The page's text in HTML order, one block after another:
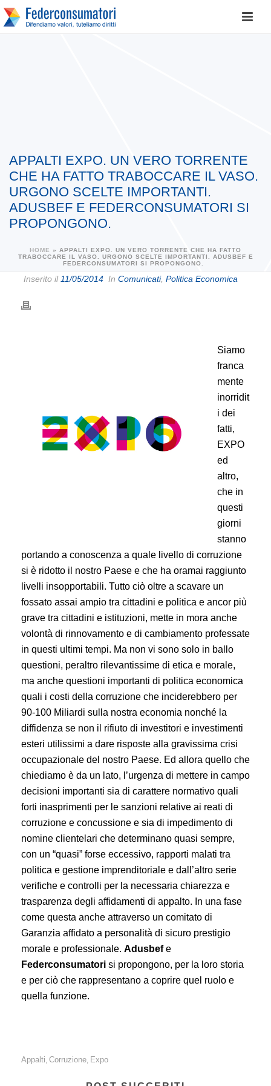
APPALTI EXPO. UN VERO TORRENTE
CHE HA FATTO TRABOCCARE IL VASO.
URGONO SCELTE IMPORTANTI.
ADUSBEF E FEDERCONSUMATORI SI
PROPONGONO.
HOME » APPALTI EXPO. UN VERO TORRENTE CHE HA FATTO
TRABOCCARE IL VASO. URGONO SCELTE IMPORTANTI. ADUSBEF E
FEDERCONSUMATORI SI PROPONGONO.
Inserito il 11/05/2014 In Comunicati, Politica Economica
Siamo
franca
mente
inorridit
i dei
fatti,
EXPO
ed
altro,
che in
questi
giorni
stanno
portando a conoscenza a quale livello di corruzione
si è ridotto il nostro Paese e che ha oramai raggiunto
livelli insopportabili. Tutto ciò oltre a scavare un
fossato assai ampio tra cittadini e politica e ancor più
grave tra cittadini e istituzioni, mette in mora anche
volontà di rinnovamento e di cambiamento professate
in questi ultimi tempi. Ma non vi sono solo in ballo
questioni, peraltro rilevantissime di etica e morale,
ma anche questioni importanti di politica economica
quali i costi della corruzione che inciderebbero per
90-100 Miliardi sulla nostra economia nonché la
diffidenza se non il rifiuto di investitori e investimenti
esteri utilissimi a dare risposte alla gravissima crisi
occupazionale del nostro Paese. Ed allora quello che
chiediamo è da un lato, l’urgenza di mettere in campo
decisioni importanti sia di carattere normativo quali
forti inasprimenti per le sanzioni relative ai reati di
corruzione e concussione e sia di impedimento di
nomine clientelari che determinano quasi sempre,
con un “quasi” forse eccessivo, rapporti malati tra
politica e gestione imprenditoriale e dall’altro serie
verifiche e controlli per la necessaria chiarezza e
trasparenza degli affidamenti di appalto. In una fase
come questa anche attraverso un comitato di
Garanzia affidato a personalità di sicuro prestigio
morale e professionale. Adusbefe
Federconsumatori si propongono, per la loro storia
e per ciò che rappresentano a coprire quel ruolo e
quella funzione.
Appalti, Corruzione, Expo